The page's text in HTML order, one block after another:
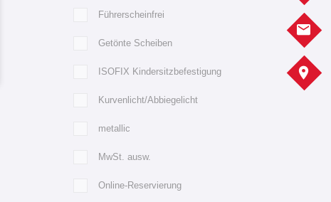
Führerscheinfrei
Getönte Scheiben
ISOFIX Kindersitzbefestigung
Kurvenlicht/Abbiegelicht
metallic
MwSt. ausw.
Online-Reservierung